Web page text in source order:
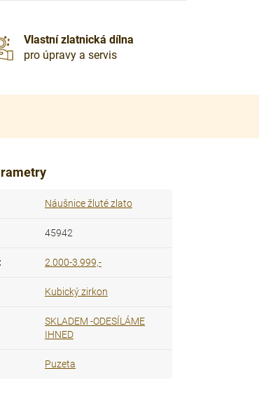
Vlastní zlatnická dílna
pro úpravy a servis
Náušnice žluté zlato
45942
: 2.000-3.999,-
Kubický zirkon
SKLADEM -ODESÍLÁME
IHNED
Puzeta